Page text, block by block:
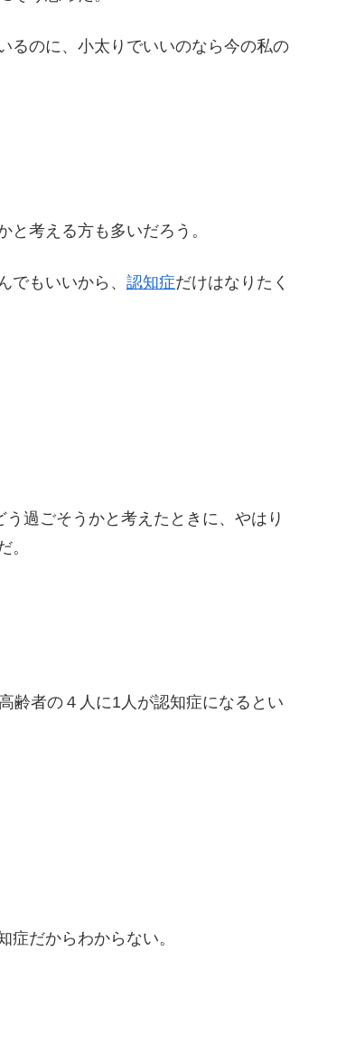
るのに、小太りでいいのなら今の私の
考える方も多いだろう。
もいいから、 認知症だけはなりたく
過ごそうかと考えたときに、やはり
。
齢者の４人に1人が認知症になるとい
だからわからない。